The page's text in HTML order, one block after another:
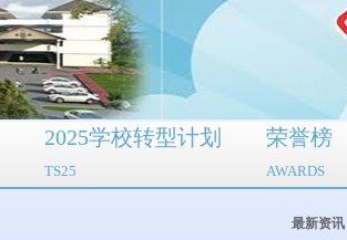
2025学校转型计划
TS25
荣誉榜
AWARDS
最新资讯